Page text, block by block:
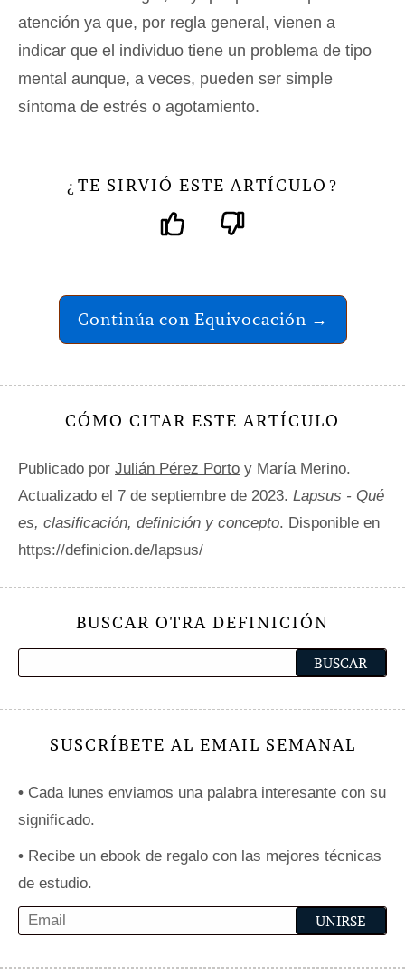
atención ya que, por regla general, vienen a
indicar que el individuo tiene un problema de tipo
mental aunque, a veces, pueden ser simple
síntoma de estrés o agotamiento.
¿ TE SIRVIÓ ESTE ARTÍCULO ?
Continúa con Equivocación →
CÓMO CITAR ESTE ARTÍCULO
Publicado por Julián Pérez Porto y María Merino.
Actualizado el 7 de septiembre de 2023. Lapsus - Qué
es, clasificación, definición y concepto. Disponible en
https://definicion.de/lapsus/
BUSCAR OTRA DEFINICIÓN
SUSCRÍBETE AL EMAIL SEMANAL
• Cada lunes enviamos una palabra interesante con su
significado.
• Recibe un ebook de regalo con las mejores técnicas
de estudio.